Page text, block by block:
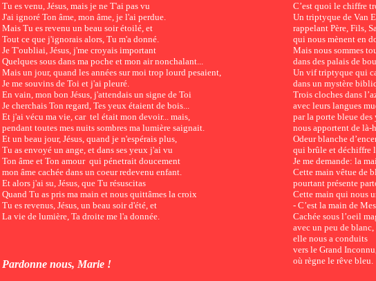
Tu es venu, Jésus, mais je ne T'ai pas vu
J'ai ignoré Ton âme, mon âme, je l'ai perdue.
Mais Tu es revenu un beau soir étoilé, et
Tout ce que j'ignorais alors, Tu m'a donné.
Je T'oubliai, Jésus, j'me croyais important
Quelques sous dans ma poche et mon air nonchalant...
Mais un jour, quand les années sur moi trop lourd pesaient,
Je me souvins de Toi et j'ai pleuré.
En vain, mon bon Jésus, j'attendais un signe de Toi
Je cherchais Ton regard, Tes yeux étaient de bois...
Et j'ai vécu ma vie, car tel était mon devoir... mais,
pendant toutes mes nuits sombres ma lumière saignait.
Et un beau jour, Jésus, quand je n'espérais plus,
Tu as envoyé un ange, et dans ses yeux j'ai vu
Ton âme et Ton amour qui pénetrait doucement
mon âme cachée dans un coeur redevenu enfant.
Et alors j'ai su, Jésus, que Tu résuscitas
Quand Tu as pris ma main et nous quittâmes la croix
Tu es revenus, Jésus, un beau soir d'été, et
La vie de lumière, Ta droite me l'a donnée.
Pardonne nous, Marie !
C’est quoi le chiffre
Un triptyque de Van
rappelant Père, Fils,
qui nous mènent en
Mais nous sommes
dans des palais de
Un vif triptyque qui
dans un mystère
Trois cloches dans
avec leurs langues
par la porte bleue
nous apportent de là-
Odeur blanche
qui brûle et déchiffre
Je me demande: la
Cette main vêtue de
pourtant présente
Cette main qui nous
- C’est la main de
Cachée sous l’oeil
avec un peu de
elle nous a conduits
vers le Grand
où règne le rêve bleu.